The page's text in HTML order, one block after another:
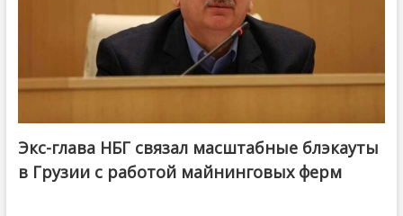
Экс-глава НБГ связал масштабные блэкауты
в Грузии с работой майнинговых ферм